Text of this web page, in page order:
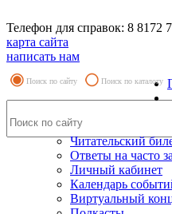
Телефон для справок: 8 8172
карта сайта
написать нам
Поиск по сайту Поиск по каталогу
Читательский
Ответы на часто
Личный кабинет
Календарь
Виртуальный